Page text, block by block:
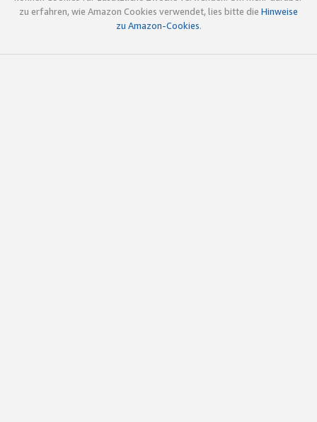
zu erfahren, wie Amazon Cookies verwendet, lies bitte die Hinweise
zu Amazon-Cookies.